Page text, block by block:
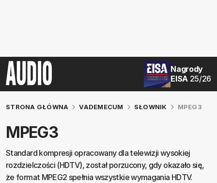
Nagrody
EISA 25/26
STRONA GŁÓWNA VADEMECUM SŁOWNIK MPEG3
MPEG3
Standard kompresji opracowany dla telewizji wysokiej
rozdzielczości (HDTV), został porzucony, gdy okazało się,
że format MPEG2 spełnia wszystkie wymagania HDTV.